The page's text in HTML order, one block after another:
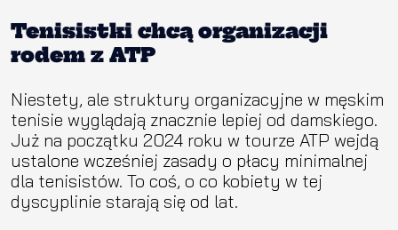
Tenisistki chcą organizacji
rodem z ATP
Niestety, ale struktury organizacyjne w męskim
tenisie wyglądają znacznie lepiej od damskiego.
Już na początku 2024 roku w tourze ATP wejdą
ustalone wcześniej zasady o płacy minimalnej
dla tenisistów. To coś, o co kobiety w tej
dyscyplinie starają się od lat.